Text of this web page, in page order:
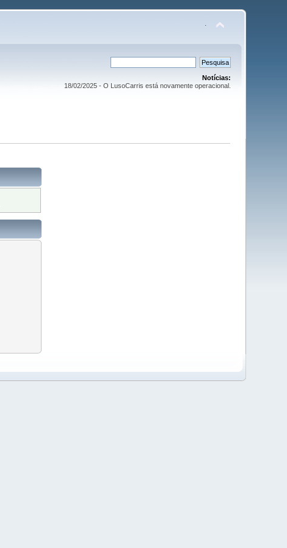
.
Notícias:
18/02/2025 - O LusoCarris está novamente operacional.